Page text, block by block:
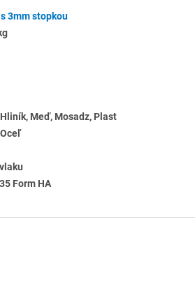
3mm stopkou
Meď, Mosadz, Plast
Form HA